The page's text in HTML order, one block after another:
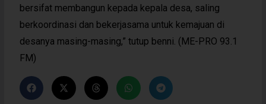
bersifat membangun kepada kepala desa, saling
berkoordinasi dan bekerjasama untuk kemajuan di
desanya masing-masing,” tutup benni. (ME-PRO 93.1
FM)